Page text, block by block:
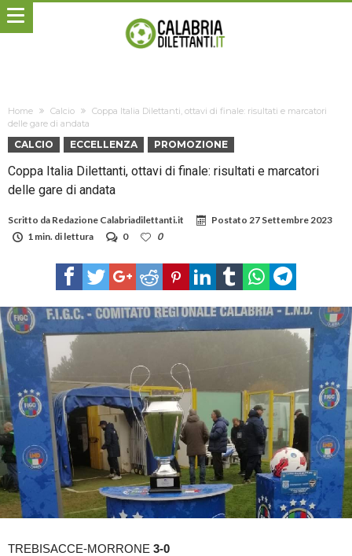
Home Calcio
Coppa Italia Dilettanti, ottavi di finale: risultati e marcatori
delle gare di andata
CALCIO ECCELLENZA PROMOZIONE
Coppa Italia Dilettanti, ottavi di finale: risultati e marcatori
delle gare di andata
Scritto da Redazione Calabriadilettanti.it Postato 27 Settembre 2023
1 min. di lettura
0 0
TREBISACCE-MORRONE 3-0